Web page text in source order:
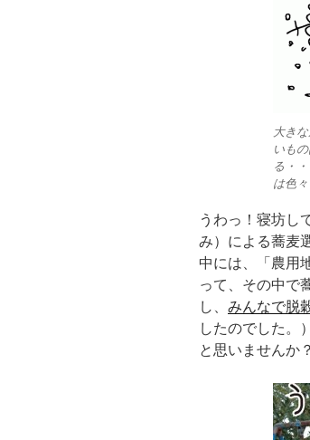
大き
いも
る・
は色
うわっ！寝坊し
み）による蕎麦
中には、「農用
って、その中で
し、 みんなで脱
したのでした。
と思いませんか？